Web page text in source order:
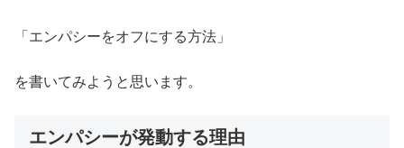
「エンパシーをオフにする方法」
を書いてみようと思います。
エンパシーが発動する理由